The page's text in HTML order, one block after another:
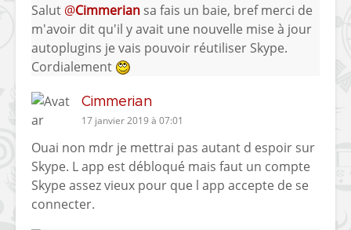
Salut @Cimmerian sa fais un baie, bref merci de
m'avoir dit qu'il y avait une nouvelle mise à jour
autoplugins je vais pouvoir réutiliser Skype.
Cordialement
Cimmerian
17 janvier 2019 à 07:01
Ouai non mdr je mettrai pas autant d espoir sur
Skype. L app est débloqué mais faut un compte
Skype assez vieux pour que l app accepte de se
connecter.